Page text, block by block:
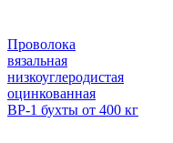
Проволока
вязальная
низкоуглеродистая
оцинкованная
ВР-1 бухты от 400 кг